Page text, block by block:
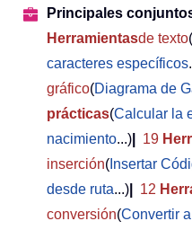
Principales
Herramientasde texto(
caracteres específicos
gráfico(Diagrama de
prácticas(Calcular la
nacimiento...) 19
inserción( Insertar
desde ruta...) 12
conversión(Convertir